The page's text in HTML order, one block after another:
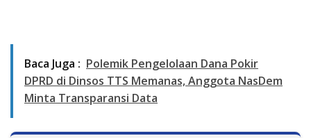
Baca Juga : Polemik Pengelolaan Dana Pokir
DPRD di Dinsos TTS Memanas, Anggota NasDem
Minta Transparansi Data